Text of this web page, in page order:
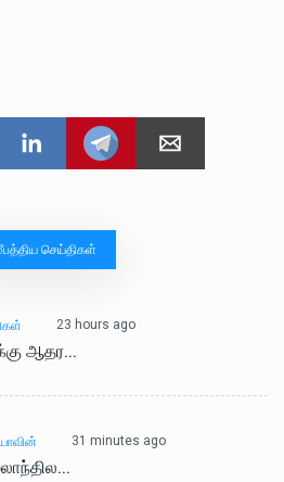
செய்திகள்
23 hours ago
ஆதர...
31 minutes ago